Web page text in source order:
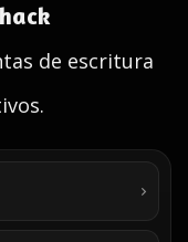
de escritura